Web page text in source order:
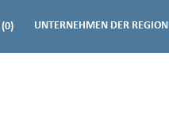
(0) UNTERNEHMEN DER REGION